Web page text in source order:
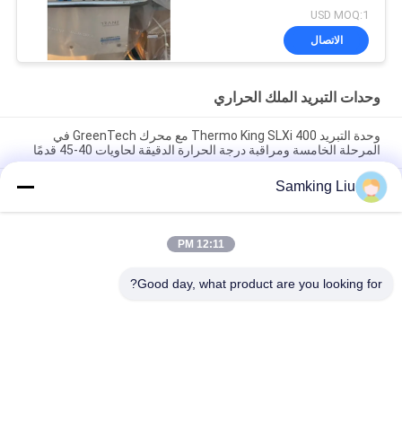
مع محرك الديزل مع
الاستعداد الكهربائي
المصنوعة في الصين
USD MOQ:1
الاتصال
وحدات التبريد الملك الحراري
وحدة التبريد Thermo King SLXi 400 مع محرك GreenTech في
المرحلة الخامسة ومراقبة درجة الحرارة الدقيقة لحاويات 40-45 قدمًا
الطراز Legend L-1880 30/50 THERMO KING وحدة تبريد المقطورة
الجديدة في سوق آسيا والمحيط الهادئ، اقتصاد أفضل في استهلاك
الوقود وأداء تبريد أقوى
Samking Liu
12:11 PM
Good day, what product are you looking for?